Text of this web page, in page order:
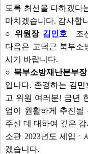
도록 최선을 다하겠다
마치겠습니다. 감사합
○ 위원장 김민호
조
다음은 고덕근 북부소
시기 바랍니다.
○ 북부소방재난본부
입니다. 존경하는 김민
고 위원 여러분! 금년
업이 원활하게 추진될
주신 데 대하여 깊은
소관 2023년도 세입ㆍ
겠습니다.